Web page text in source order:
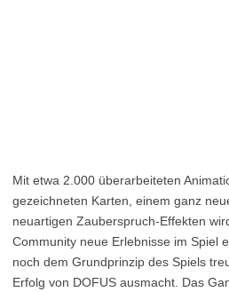
Mit etwa 2.000 überarbeiteten
gezeichneten Karten, einem ganz
neuartigen Zauberspruch-Effekten
Community neue Erlebnisse im Spiel
noch dem Grundprinzip des Spiels
Erfolg von DOFUS ausmacht. Das